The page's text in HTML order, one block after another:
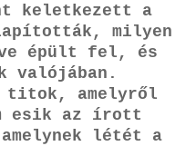
keletkezett a
milyen
épült fel, és
valójában.
titok, amelyről
esik az írott
létét a